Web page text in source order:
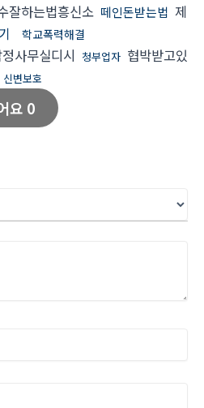
잘하는법흥신소 떼인돈받는법 제
학교폭력해결
사무실디시 청부업자 협박받고있
신변보호
요 0